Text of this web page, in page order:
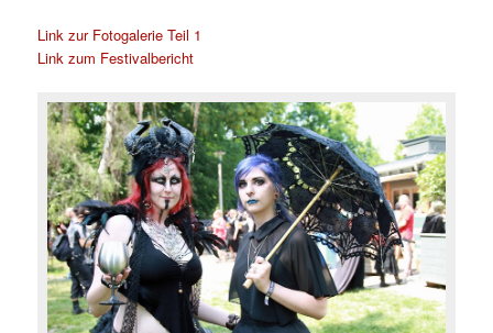
Link zur Fotogalerie Teil 1
Link zum Festivalbericht